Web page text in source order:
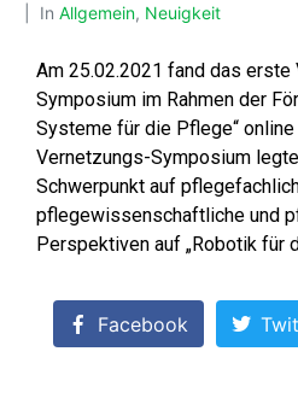
In Allgemein, Neuigkeit
Am 25.02.2021 fand das erste
Symposium im Rahmen der
Systeme für die Pflege“
Vernetzungs-Symposium
Schwerpunkt auf
pflegewissenschaftliche und
Perspektiven auf „Robotik für
Facebook